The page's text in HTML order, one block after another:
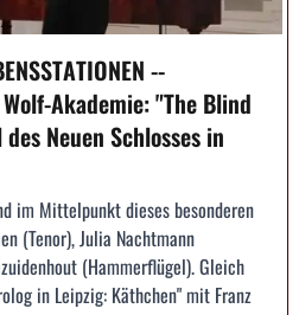
--
Akademie: "The Blind
Neuen Schlosses in
im Mittelpunkt dieses besonderen
(Tenor), Julia Nachtmann
(Hammerflügel). Gleich
in Leipzig: Käthchen" mit Franz